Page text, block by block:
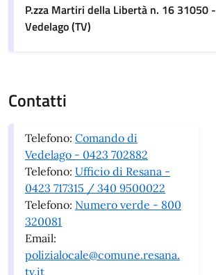
P.zza Martiri della Libertà n. 16 31050 -
Vedelago (TV)
Contatti
Telefono: Comando di
Vedelago - 0423 702882
Telefono: Ufficio di Resana -
0423 717315 / 340 9500022
Telefono: Numero verde - 800
320081
Email:
polizialocale@comune.resana.
tv.it